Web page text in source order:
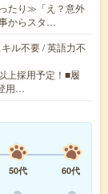
たり≫「え？意外
からスタ…
ル不要 / 英語力不
上採用予定！■履
用…
50代
60代